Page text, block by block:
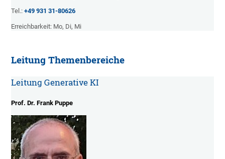
Tel.:+49 931 31-80626
Erreichbarkeit: Mo, Di, Mi
Leitung Themenbereiche
Leitung Generative KI
Prof. Dr. Frank Puppe